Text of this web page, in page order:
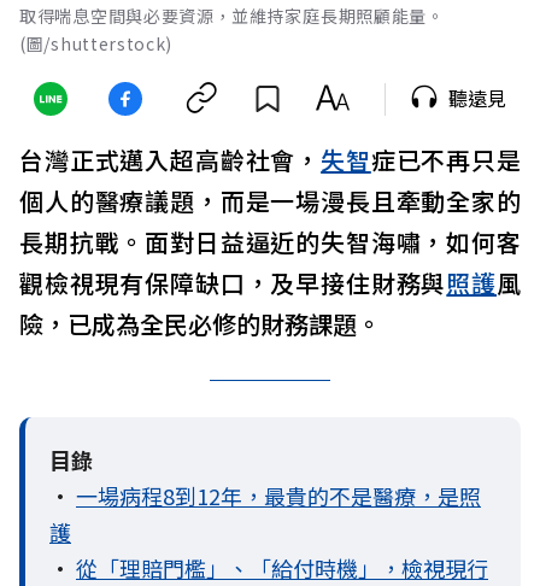
取得喘息空間與必要資源，並維持家庭長期照顧能量。
(圖/shutterstock)
聽遠見
台灣正式邁入超高齡社會， 失智症已不再只是
個人的醫療議題，而是一場漫長且牽動全家的
長期抗戰。面對日益逼近的失智海嘯，如何客
觀檢視現有保障缺口，及早接住財務與照護風
險，已成為全民必修的財務課題。
目錄
• 一場病程8到12年，最貴的不是醫療，是照
護
• 從「理賠門檻」、「給付時機」，檢視現行